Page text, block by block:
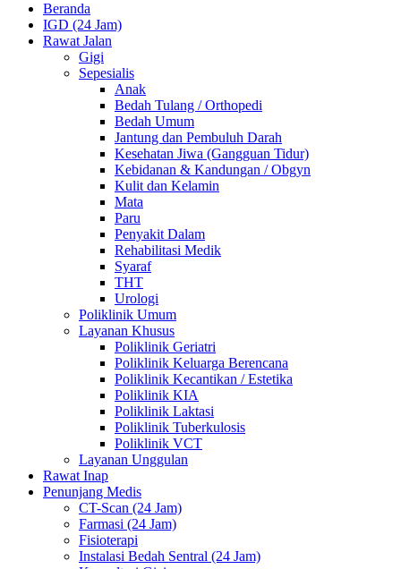
Beranda
IGD (24 Jam)
Rawat Jalan
Gigi
Sepesialis
Anak
Bedah Tulang / Orthopedi
Bedah Umum
Jantung dan Pembuluh Darah
Kesehatan Jiwa (Gangguan Tidur)
Kebidanan & Kandungan / Obgyn
Kulit dan Kelamin
Mata
Paru
Penyakit Dalam
Rehabilitasi Medik
Syaraf
THT
Urologi
Poliklinik Umum
Layanan Khusus
Poliklinik Geriatri
Poliklinik Keluarga Berencana
Poliklinik Kecantikan / Estetika
Poliklinik KIA
Poliklinik Laktasi
Poliklinik Tuberkulosis
Poliklinik VCT
Layanan Unggulan
Rawat Inap
Penunjang Medis
CT-Scan (24 Jam)
Farmasi (24 Jam)
Fisioterapi
Instalasi Bedah Sentral (24 Jam)